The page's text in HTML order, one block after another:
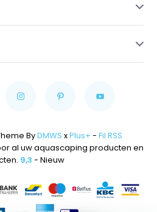
ByDMWS xPlus+ - Fil RSS
al uw aquascaping producten en
9,3 - Nieuw